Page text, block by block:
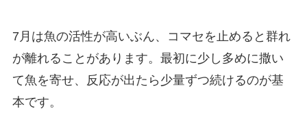
7月は魚の活性が高いぶん、コマセを止めると群れ
が離れることがあります。最初に少し多めに撒い
て魚を寄せ、反応が出たら少量ずつ続けるのが基
本です。